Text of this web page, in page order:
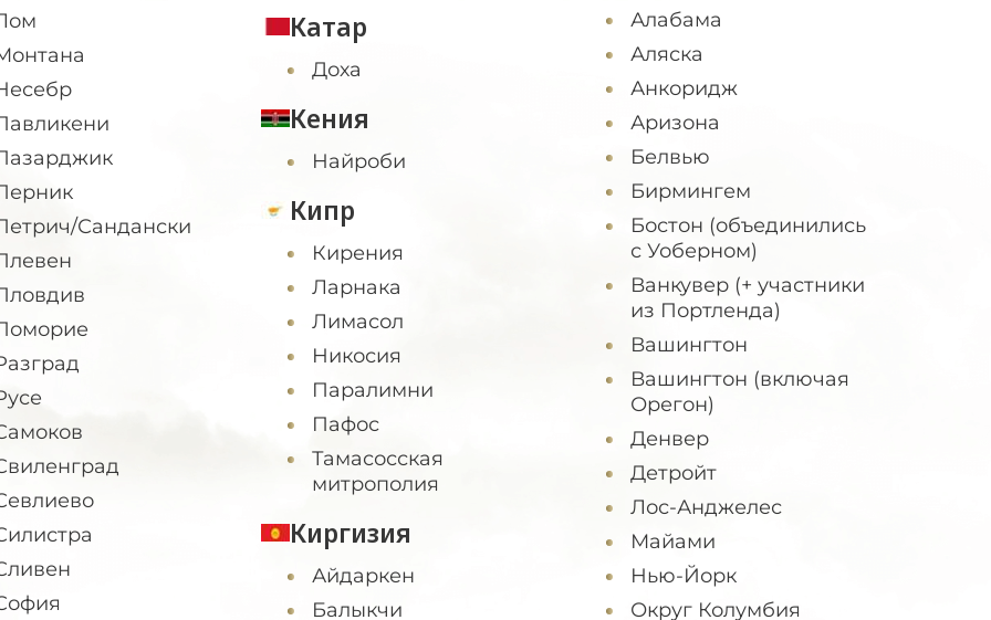
Сандански
Катар
Доха
Кения
Найроби
Кипр
Кирения
Ларнака
Лимасол
Никосия
Паралимни
Пафос
Тамасосская
митрополия
Киргизия
Айдаркен
Балыкчи
Алабама
Аляска
Анкоридж
Аризона
Белвью
Бирмингем
Бостон (объединились
с Уоберном)
Ванкувер (+ участники
из Портленда)
Вашингтон
Вашингтон (включая
Орегон)
Денвер
Детройт
Лос-Анджелес
Майами
Нью-Йорк
Округ Колумбия